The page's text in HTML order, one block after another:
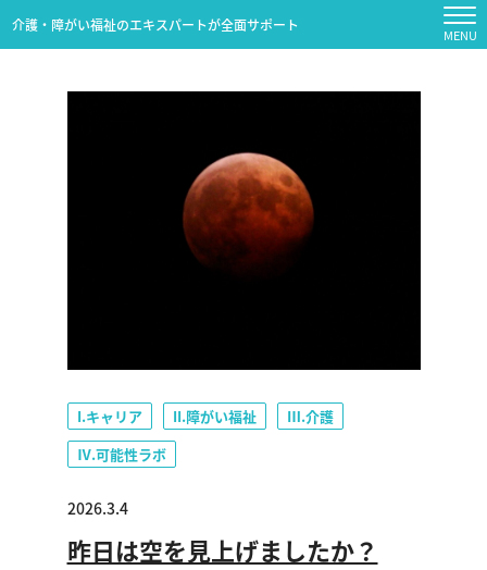
介護・障がい福祉のエキスパートが全面サポート
I.キャリア II.障がい福祉
Ⅲ.介護
Ⅳ.可能性ラボ
2026.3.4
昨日は空を見上げましたか？